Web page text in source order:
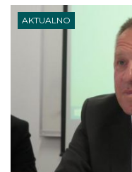
AKTUALNO